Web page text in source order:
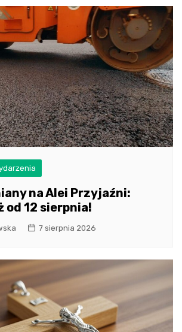
na Alei Przyjaźni:
od 12 sierpnia!
7 sierpnia 2026